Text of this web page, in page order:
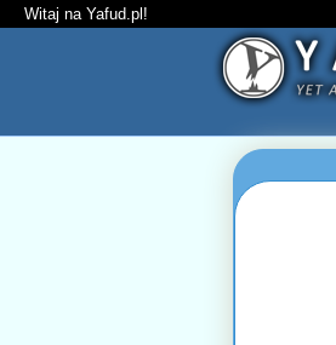
Witaj na Yafud.pl!